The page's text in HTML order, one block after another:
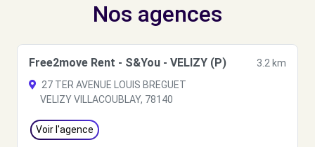
Nos agences
Free2move Rent - S&You - VELIZY (P)
3.2 km
27 TER AVENUE LOUIS BREGUET
VELIZY VILLACOUBLAY, 78140
Voir l'agence